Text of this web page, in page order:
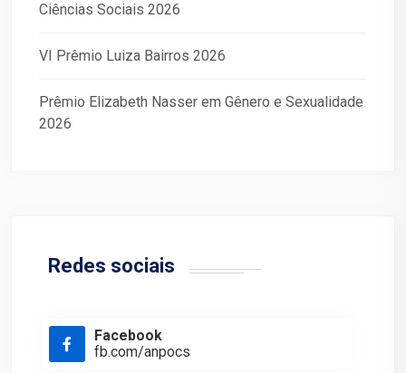
Ciências Sociais 2026
VI Prêmio Luiza Bairros 2026
Prêmio Elizabeth Nasser em Gênero e Sexualidade
2026
Redes sociais
Facebook
fb.com/anpocs